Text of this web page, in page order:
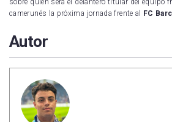
camerunés la próxima jornada frente al
FC
Autor